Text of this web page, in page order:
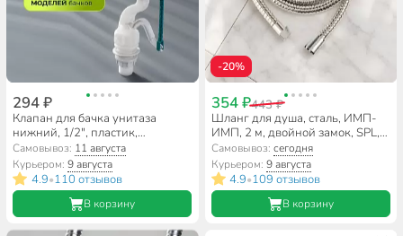
294 ₽
Клапан для бачка унитаза
нижний, 1/2", пластик,
заливной, Инкоэр, НпрНРФ Р
Самовывоз: 11 августа
Курьером:9 августа
4.9•110 отзывов
В корзину
-20%
354 ₽443 ₽
Шланг для душа, сталь, ИМП-
ИМП, 2 м, двойной замок, SPL,
SPL 3600.200B
Самовывоз: сегодня
Курьером: 9 августа
4.9•109 отзывов
В корзину